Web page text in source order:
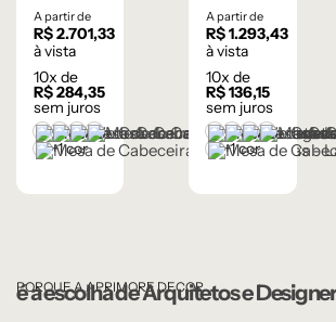
Flow 3
gavetas –
Laqueada
A partir de
R$2.701,33
à vista
10x de
R$284,35
sem juros
Branco
Cinza Médio
Frapê
Mocha Mousse
Preto
+1 cor
Classic 3
Gavetas –
Laqueada
A partir de
R$1.293,43
à vista
10x de
R$136,15
sem juros
Branco
Cinza Médio
Frapê
Mocha
Preto
+1 cor
PORQUE A APRIMORE DECOR
é a escolha de Arquitetos e